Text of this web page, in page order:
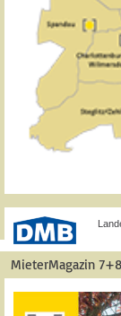
MieterMagazin